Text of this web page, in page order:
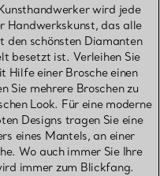
wird jede
Handwerkskunst, das alle
schönsten Diamanten
besetzt ist. Verleihen Sie
Hilfe einer Brosche einen
Sie mehrere Broschen zu
Look. Für eine moderne
Designs tragen Sie eine
eines Mantels, an einer
Wo auch immer Sie Ihre
immer zum Blickfang.